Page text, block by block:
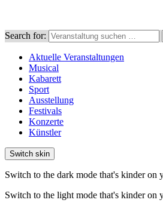
Search for:
Aktuelle Veranstaltungen
Musical
Kabarett
Sport
Ausstellung
Festivals
Konzerte
Künstler
Switch skin
Switch to the dark mode that's kinder on
Switch to the light mode that's kinder on